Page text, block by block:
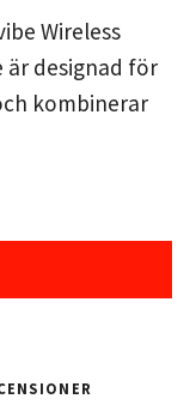
Wireless
är designad för
kombinerar